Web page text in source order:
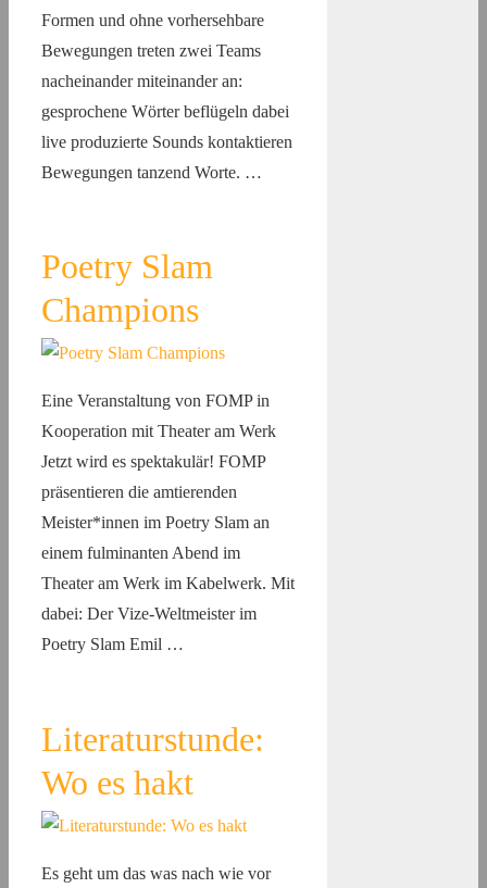
Formen und ohne vorhersehbare
Bewegungen treten zwei Teams
nacheinander miteinander an:
gesprochene Wörter beflügeln dabei
live produzierte Sounds kontaktieren
Bewegungen tanzend Worte. …
Poetry Slam
Champions
Eine Veranstaltung von FOMP in
Kooperation mit Theater am Werk
Jetzt wird es spektakulär! FOMP
präsentieren die amtierenden
Meister*innen im Poetry Slam an
einem fulminanten Abend im
Theater am Werk im Kabelwerk. Mit
dabei: Der Vize-Weltmeister im
Poetry Slam Emil …
Literaturstunde:
Wo es hakt
Es geht um das was nach wie vor